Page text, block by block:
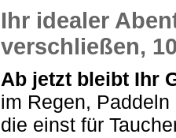
Ihr idealer
verschließen,
Ab jetzt bleibt Ihr
im Regen,
die einst für